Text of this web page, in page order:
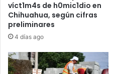
víct1m4s de h0mic1dio en
Chihuahua, según cifras
preliminares
4 días ago